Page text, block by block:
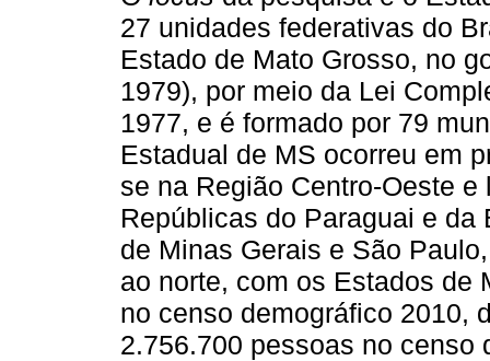
27 unidades federativas do
Estado de Mato Grosso, no
1979), por meio da Lei
1977, e é formado por 79
Estadual de MS ocorreu em
se na Região Centro-Oeste
Repúblicas do Paraguai e
de Minas Gerais e São
ao norte, com os Estados de
no censo demográfico 2010,
2.756.700 pessoas no censo